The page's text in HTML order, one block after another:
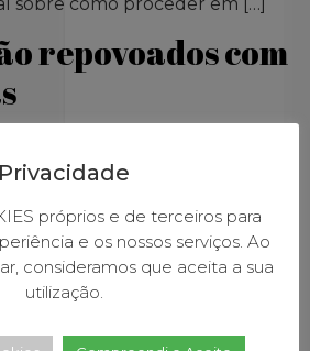
repovoados com
Privacidade
próprios e de terceiros para
e os nossos serviços. Ao
consideramos que aceita a sua
utilização.